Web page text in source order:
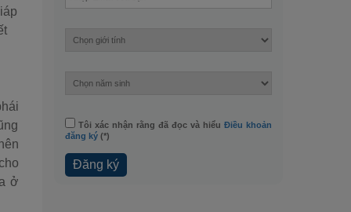
ở
Tôi xác nhận rằng đã đọc và hiểu Điều khoản
đăng ký(*)